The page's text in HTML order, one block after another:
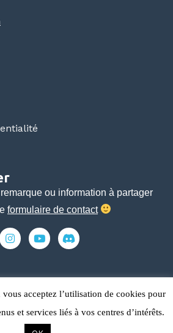
ou information à partager
formulaire de contact
© ecoles-commerce.com 2015-2026
acceptez l’utilisation de cookies pour
et services liés à vos centres d’intérêts.